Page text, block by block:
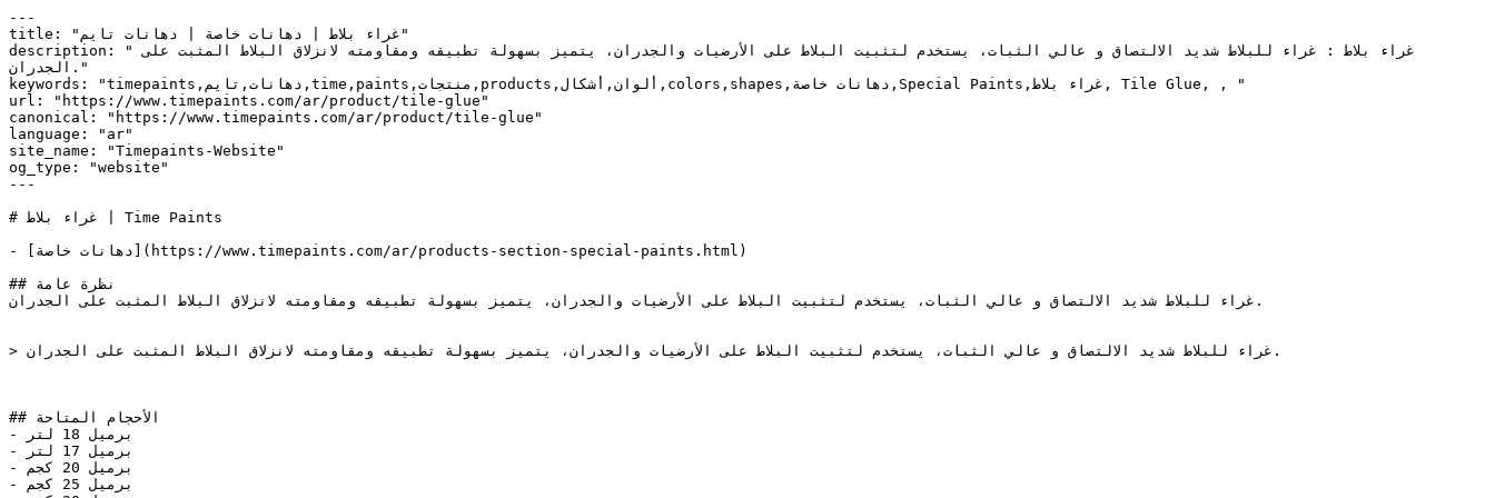
---
title: "غراء بلاط | دهانات خاصة | دهانات تايم"
description: "غراء بلاط : غراء للبلاط شديد الالتصاق و عالي الثبات، يستخدم لتثبيت البلاط على الأرضيات والجدران، يتميز بسهولة تطبيقه ومقاومته لانزلاق البلاط المثبت على
الجدران."
keywords: "timepaints,دهانات,تايم,time,paints,منتجات,products,ألوان,أشكال,colors,shapes,دهانات خاصة,Special Paints,غراء بلاط, Tile Glue, , "
url: "https://www.timepaints.com/ar/product/tile-glue"
canonical: "https://www.timepaints.com/ar/product/tile-glue"
language: "ar"
site_name: "Timepaints-Website"
og_type: "website"
---
# غراء بلاط | Time Paints
- [دهانات خاصة](https://www.timepaints.com/ar/products-section-special-paints.html)
## نظرة عامة
غراء للبلاط شديد الالتصاق و عالي الثبات، يستخدم لتثبيت البلاط على الأرضيات والجدران، يتميز بسهولة تطبيقه ومقاومته لانزلاق البلاط المثبت على الجدران.
> غراء للبلاط شديد الالتصاق و عالي الثبات، يستخدم لتثبيت البلاط على الأرضيات والجدران، يتميز بسهولة تطبيقه ومقاومته لانزلاق البلاط المثبت على الجدران.
## الأحجام المتاحة
- برميل 18 لتر
- برميل 17 لتر
- برميل 20 كجم
- برميل 25 كجم